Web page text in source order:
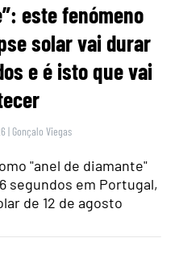
este fenómeno
solar vai durar
e é isto que vai
| Gonçalo Viegas
"anel de diamante"
segundos em Portugal,
de 12 de agosto